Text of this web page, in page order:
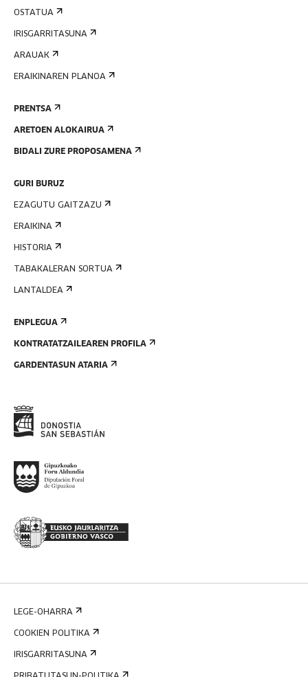
OSTATUA
IRISGARRITASUNA
ARAUAK
ERAIKINAREN PLANOA
PRENTSA
ARETOEN ALOKAIRUA
BIDALI ZURE PROPOSAMENA
GURI BURUZ
EZAGUTU GAITZAZU
ERAIKINA
HISTORIA
TABAKALERAN SORTUA
LANTALDEA
ENPLEGUA
KONTRATATZAILEAREN PROFILA
GARDENTASUN ATARIA
LEGE-OHARRA
COOKIEN POLITIKA
IRISGARRITASUNA